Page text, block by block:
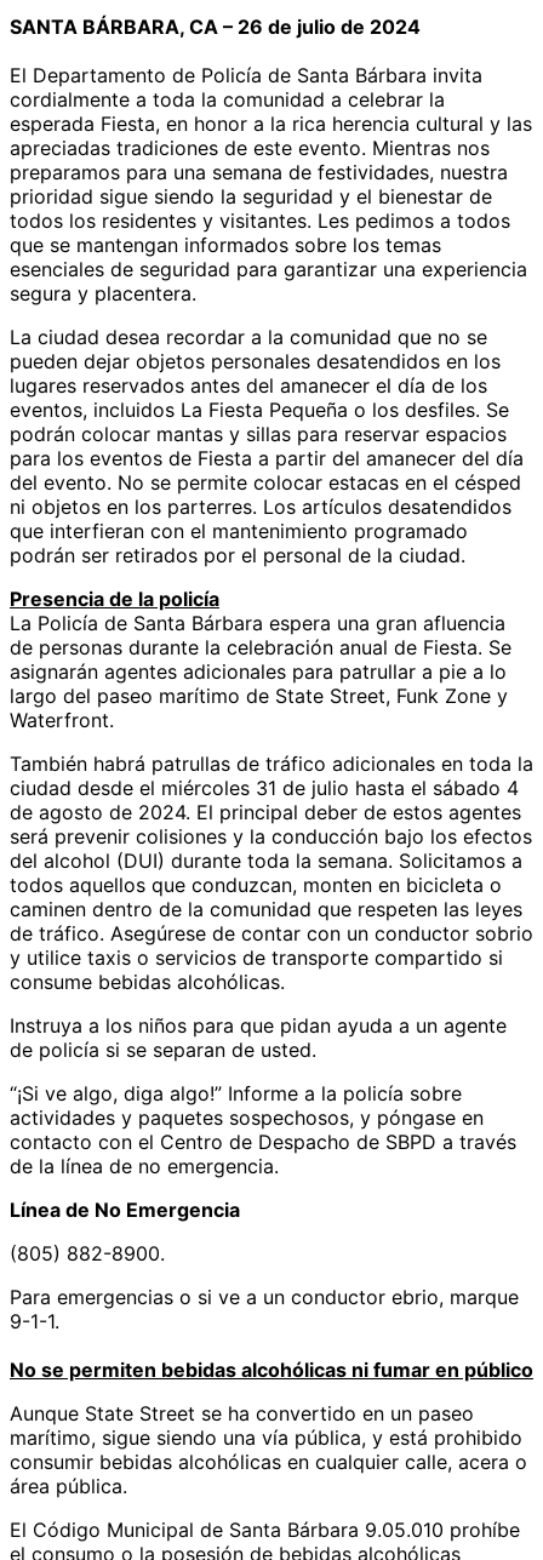
SANTA BÁRBARA, CA – 26 de julio de 2024
El Departamento de Policía de Santa Bárbara invita
cordialmente a toda la comunidad a celebrar la
esperada Fiesta, en honor a la rica herencia cultural y las
apreciadas tradiciones de este evento. Mientras nos
preparamos para una semana de festividades, nuestra
prioridad sigue siendo la seguridad y el bienestar de
todos los residentes y visitantes. Les pedimos a todos
que se mantengan informados sobre los temas
esenciales de seguridad para garantizar una experiencia
segura y placentera.
La ciudad desea recordar a la comunidad que no se
pueden dejar objetos personales desatendidos en los
lugares reservados antes del amanecer el día de los
eventos, incluidos La Fiesta Pequeña o los desfiles. Se
podrán colocar mantas y sillas para reservar espacios
para los eventos de Fiesta a partir del amanecer del día
del evento. No se permite colocar estacas en el césped
ni objetos en los parterres. Los artículos desatendidos
que interfieran con el mantenimiento programado
podrán ser retirados por el personal de la ciudad.
Presencia de la policía
La Policía de Santa Bárbara espera una gran afluencia
de personas durante la celebración anual de Fiesta. Se
asignarán agentes adicionales para patrullar a pie a lo
largo del paseo marítimo de State Street, Funk Zone y
Waterfront.
También habrá patrullas de tráfico adicionales en toda la
ciudad desde el miércoles 31 de julio hasta el sábado 4
de agosto de 2024. El principal deber de estos agentes
será prevenir colisiones y la conducción bajo los efectos
del alcohol (DUI) durante toda la semana. Solicitamos a
todos aquellos que conduzcan, monten en bicicleta o
caminen dentro de la comunidad que respeten las leyes
de tráfico. Asegúrese de contar con un conductor sobrio
y utilice taxis o servicios de transporte compartido si
consume bebidas alcohólicas.
Instruya a los niños para que pidan ayuda a un agente
de policía si se separan de usted.
“¡Si ve algo, diga algo!” Informe a la policía sobre
actividades y paquetes sospechosos, y póngase en
contacto con el Centro de Despacho de SBPD a través
de la línea de no emergencia.
Línea de No Emergencia
(805) 882-8900.
Para emergencias o si ve a un conductor ebrio, marque
9-1-1.
No se permiten bebidas alcohólicas ni fumar en público
Aunque State Street se ha convertido en un paseo
marítimo, sigue siendo una vía pública, y está prohibido
consumir bebidas alcohólicas en cualquier calle, acera o
área pública.
El Código Municipal de Santa Bárbara 9.05.010 prohíbe
el consumo o la posesión de bebidas alcohólicas